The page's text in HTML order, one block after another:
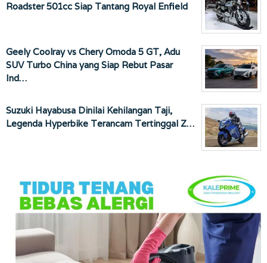
Roadster 501cc Siap Tantang Royal Enfield
Geely Coolray vs Chery Omoda 5 GT, Adu
SUV Turbo China yang Siap Rebut Pasar
Ind…
Suzuki Hayabusa Dinilai Kehilangan Taji,
Legenda Hyperbike Terancam Tertinggal Z…